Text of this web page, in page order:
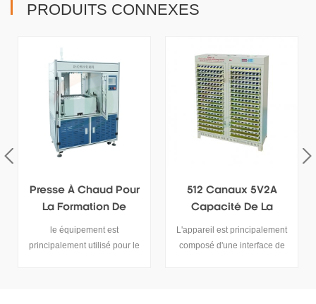
PRODUITS CONNEXES
Presse À Chaud Pour
La Formation De
Cellules De Poche De
Lithium
le équipement est
principalement utilisé pour le
512 Canaux 5V2A
Capacité De La
Batterie Testeur De
Batterie De Polymère
L'appareil est principalement
composé d'une interface de